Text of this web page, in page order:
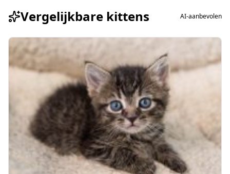
Vergelijkbare kittens AI-aanbevolen